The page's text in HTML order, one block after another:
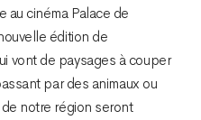
au cinéma Palace de
édition de
vont de paysages à couper
par des animaux ou
notre région seront